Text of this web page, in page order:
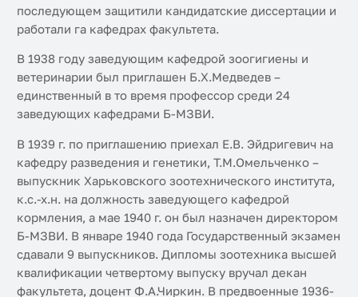
последующем защитили кандидатские диссертации и
работали га кафедрах факультета.
В 1938 году заведующим кафедрой зоогигиены и
ветеринарии был приглашен Б.Х.Медведев –
единственный в то время профессор среди 24
заведующих кафедрами Б-МЗВИ.
В 1939 г. по приглашению приехал Е.В. Эйдригевич на
кафедру разведения и генетики, Т.М.Омельченко –
выпускник Харьковского зоотехнического института,
к.с.-х.н. на должность заведующего кафедрой
кормления, а мае 1940 г. он был назначен директором
Б-МЗВИ. В январе 1940 года Государственный экзамен
сдавали 9 выпускников. Дипломы зоотехника высшей
квалификации четвертому выпуску вручал декан
факультета, доцент Ф.А.Чиркин. В предвоенные 1936-